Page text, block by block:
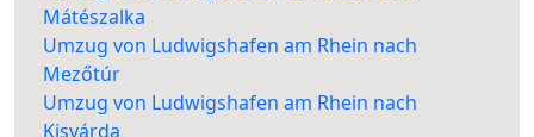
Mátészalka
Umzug von Ludwigshafen am Rhein nach
Mezőtúr
Umzug von Ludwigshafen am Rhein nach
Kisvárda